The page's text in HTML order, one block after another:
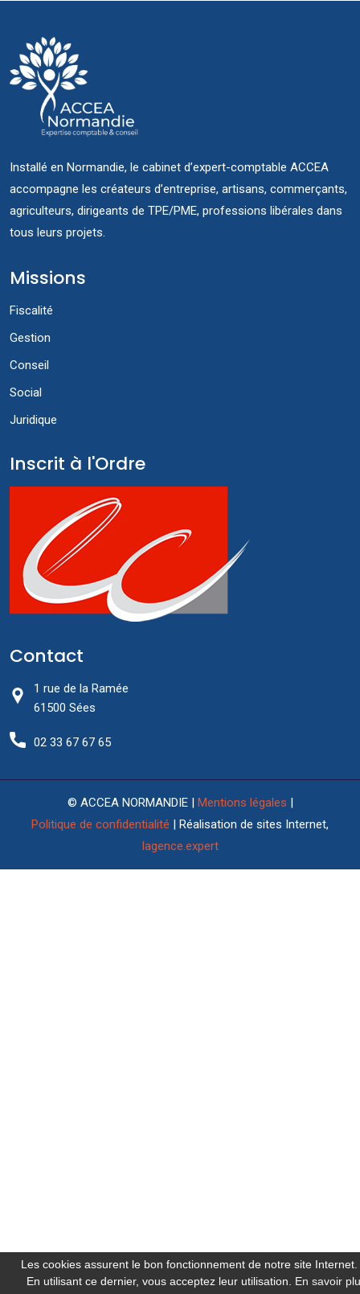
Installé en Normandie, le cabinet d’expert-comptable ACCEA
accompagne les créateurs d’entreprise, artisans, commerçants,
agriculteurs, dirigeants de TPE/PME, professions libérales dans
tous leurs projets.
Missions
Fiscalité
Gestion
Conseil
Social
Juridique
Inscrit à l'Ordre
Contact
1 rue de la Ramée
61500 Sées
02 33 67 67 65
© ACCEA NORMANDIE | Mentions légales |
Politique de confidentialité | Réalisation de sites Internet,
lagence.expert
Les cookies assurent le bon fonctionnement de notre site Internet.
En utilisant ce dernier, vous acceptez leur utilisation. En savoir